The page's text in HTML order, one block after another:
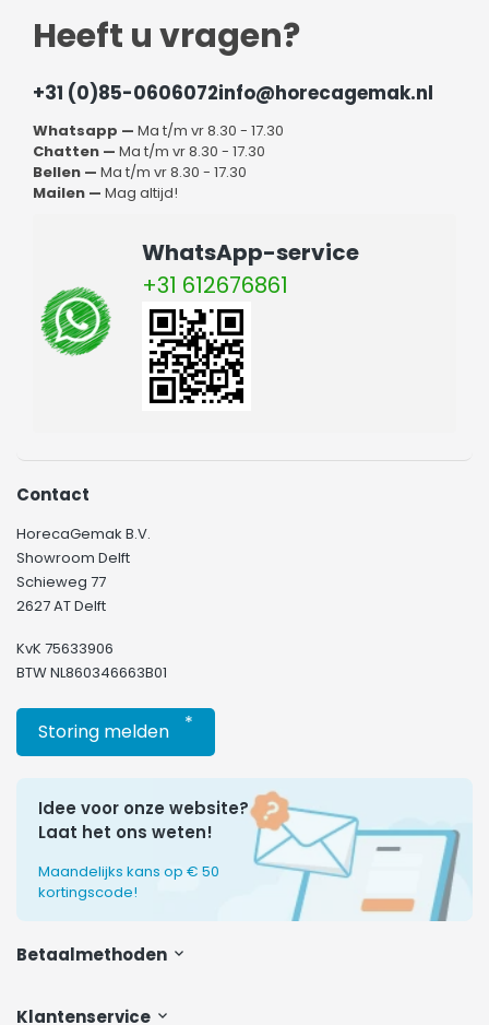
Heeft u vragen?
+31 (0)85-0606072info@horecagemak.nl
Whatsapp — Ma t/m vr 8.30 - 17.30
Chatten — Ma t/m vr 8.30 - 17.30
Bellen — Ma t/m vr 8.30 - 17.30
Mailen — Mag altijd!
WhatsApp-service
+31 612676861
Klantenservice
Contact
HorecaGemak B.V.
Showroom Delft
Schieweg 77
2627 AT Delft
KvK 75633906
BTW NL860346663B01
Storing melden *
Idee voor onze website?
Laat het ons weten!
Maandelijks kans op € 50
kortingscode!
Betaalmethoden